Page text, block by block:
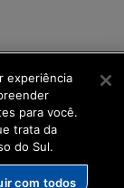
experiência
para você.
trata da
do Sul.
com todos